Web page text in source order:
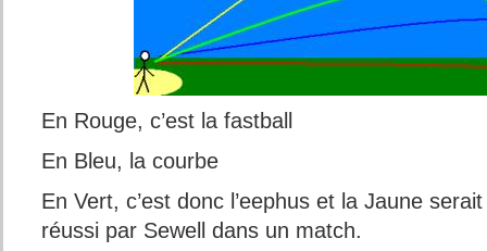
En Rouge, c’est la fastball
En Bleu, la courbe
En Vert, c’est donc l’eephus et la Jaune
réussi par Sewell dans un match.